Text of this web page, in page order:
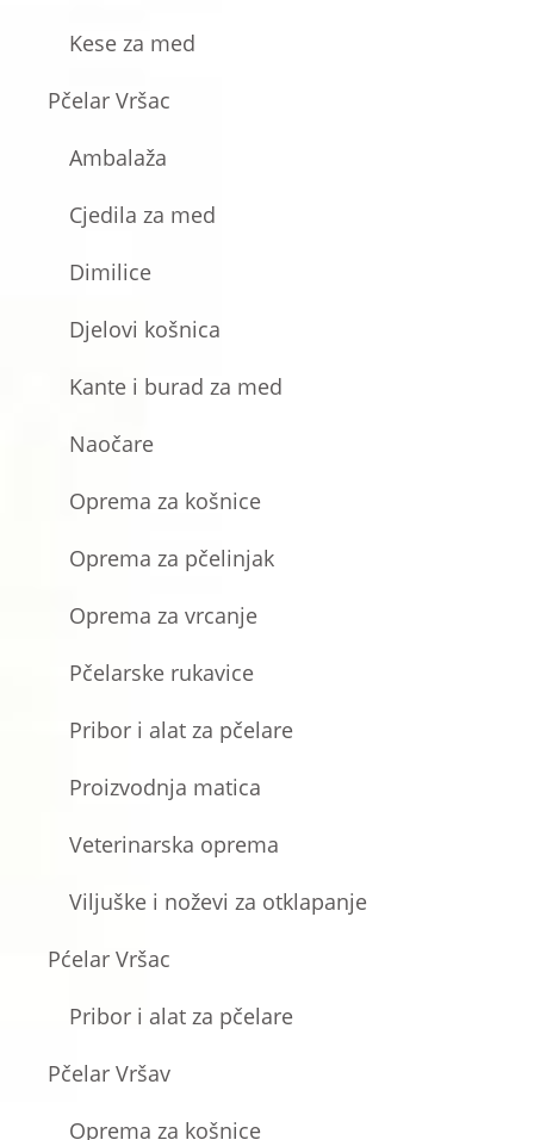
Kese za med
Pčelar Vršac
Ambalaža
Cjedila za med
Dimilice
Djelovi košnica
Kante i burad za med
Naočare
Oprema za košnice
Oprema za pčelinjak
Oprema za vrcanje
Pčelarske rukavice
Pribor i alat za pčelare
Proizvodnja matica
Veterinarska oprema
Viljuške i noževi za otklapanje
Pćelar Vršac
Pribor i alat za pčelare
Pčelar Vršav
Oprema za košnice